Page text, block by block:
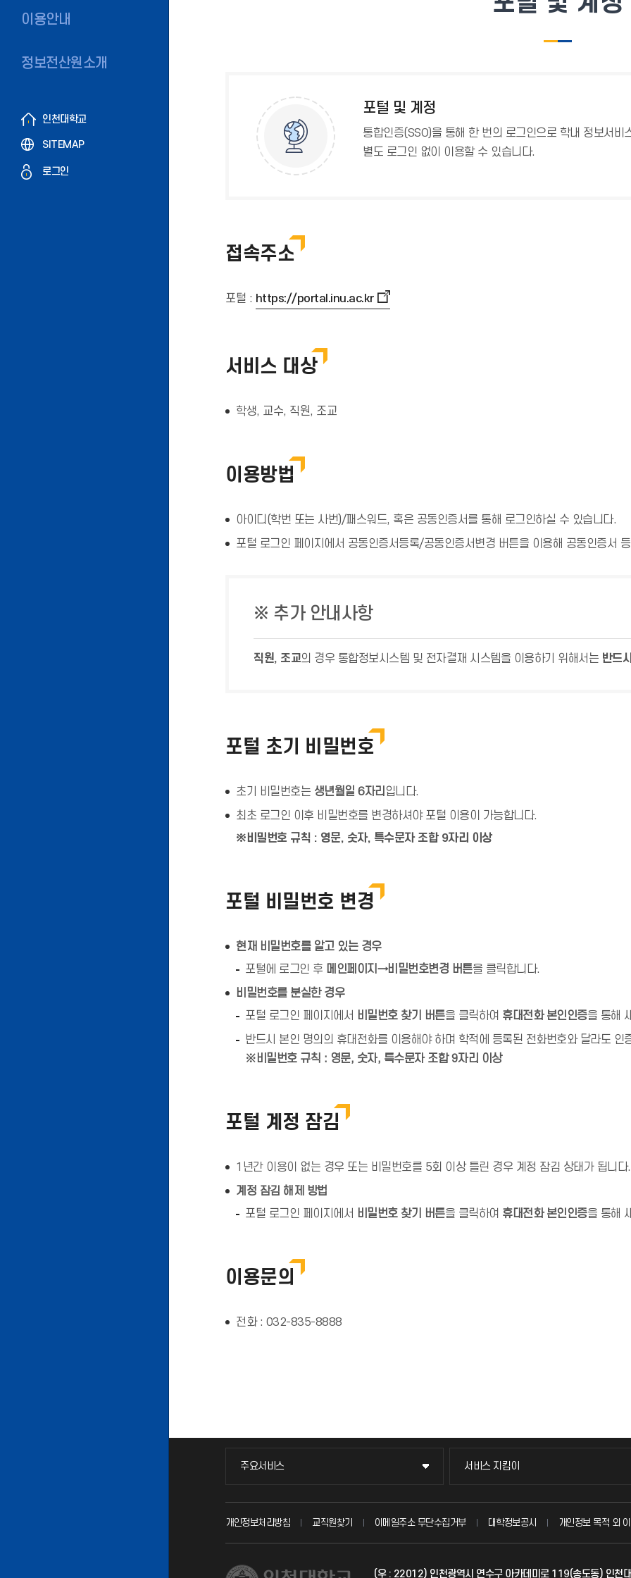
인천대학교
SITEMAP
로그인
이용안내
정보전산원소개
포털 및 계정
통합인증(SSO)을 통해 한 번의 로그인으로 학내 정보서
별도 로그인 없이 이용할 수 있습니다.
접속주소
포털 : https://portal.inu.ac.kr
서비스 대상
학생, 교수, 직원, 조교
이용방법
아이디(학번 또는 사번)/패스워드, 혹은 공동인증서를 통해 로그인하실 수 있습니다.
포털 로그인 페이지에서 공동인증서등록/공동인증서변경 버튼을 이용해 공동인증서
※ 추가 안내사항
직원, 조교의 경우 통합정보시스템 및 전자결재 시스템을 이용하기 위해서는 반드
포털 초기 비밀번호
초기 비밀번호는 생년월일 6자리 입니다.
최초 로그인 이후 비밀번호를 변경하셔야 포털 이용이 가능합니다.
※비밀번호 규칙 : 영문, 숫자, 특수문자 조합 9자리 이상
포털 비밀번호 변경
현재 비밀번호를 알고 있는 경우
포털에 로그인 후 메인페이지→비밀번호변경 버튼을 클릭합니다.
비밀번호를 분실한 경우
포털 로그인 페이지에서 비밀번호 찾기 버튼을 클릭하여 휴대전화 본인인증을 통해
반드시 본인 명의의 휴대전화를 이용해야 하며 학적에 등록된 전화번호와 달라도 인
※비밀번호 규칙 : 영문, 숫자, 특수문자 조합 9자리 이상
포털 계정 잠김
1년간 이용이 없는 경우 또는 비밀번호를 5회 이상 틀린 경우 계정 잠김 상태가 됩니다.
계정 잠김 해제 방법
포털 로그인 페이지에서 비밀번호 찾기 버튼을 클릭하여 휴대전화 본인인증을 통해
이용문의
전화 : 032-835-8888
주요서비스
주요서비스
교무회의방송
서비스 지킴이
서비스 지킴이
묻고 답하기
개인정보처리방침 교직원찾기 이메일주소 무단수집거부 대학정보공시 개인정보 목적 외
(우 : 22012) 인천광역시 연수구 아카데미로 119(송도동) 인천